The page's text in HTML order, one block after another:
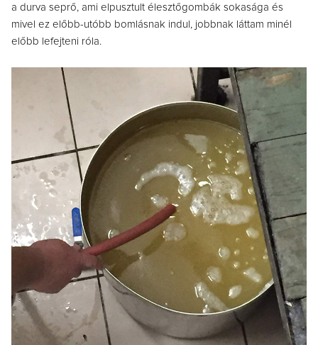
a durva seprő, ami elpusztult élesztőgombák sokasága és
mivel ez előbb-utóbb bomlásnak indul, jobbnak láttam minél
előbb lefejteni róla.